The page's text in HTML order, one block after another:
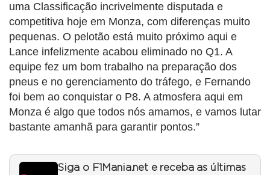
uma Classificação incrivelmente disputada e
competitiva hoje em Monza, com diferenças muito
pequenas. O pelotão está muito próximo aqui e
Lance infelizmente acabou eliminado no Q1. A
equipe fez um bom trabalho na preparação dos
pneus e no gerenciamento do tráfego, e Fernando
foi bem ao conquistar o P8. A atmosfera aqui em
Monza é algo que todos nós amamos, e vamos lutar
bastante amanhã para garantir pontos.”
Siga o F1Mania.net e receba as últimas